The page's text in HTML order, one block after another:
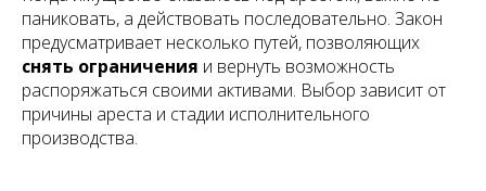
паниковать, а действовать последовательно. Закон
предусматривает несколько путей, позволяющих
снять ограничения и вернуть возможность
распоряжаться своими активами. Выбор зависит от
причины ареста и стадии исполнительного
производства.